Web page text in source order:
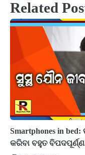
Related
Smartphones in
କରିବା ବହୁତ ବିପଦପୂର୍ଣ୍ଣ